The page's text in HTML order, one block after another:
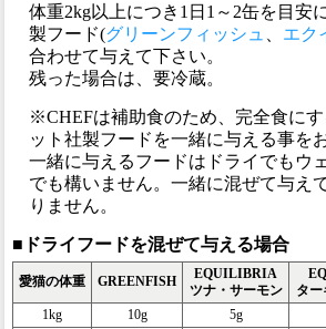
体重2kg以上につき1日1～2缶を目安
製フード(グリーンフィッシュ エク
合わせて与えて下さい。
残った場合は、要冷蔵。
※CHEFは補助食のため、完全食に
ット社製フードを一緒に与える事を
一緒に与えるフードはドライでもウ
でも構いません。一緒に混ぜて与え
りません。
■ドライフードを混ぜて与える場合
愛猫の体重 GREENFISH
EQUILIBRIA
ツナ・サーモン
ター
1kg 10g 5g